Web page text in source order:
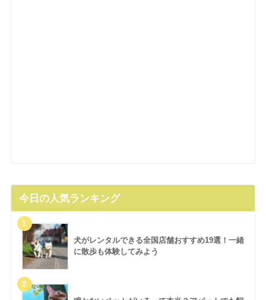
今日の人気ランキング
犬がレンタルできる全国店舗おすすめ19選！一緒
に散歩も体験してみよう